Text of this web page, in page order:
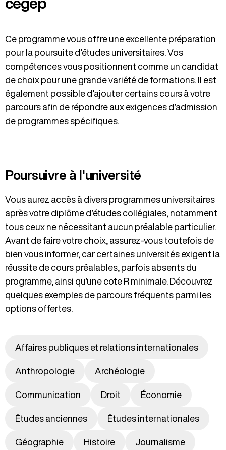
cégep
Ce programme vous offre une excellente préparation
pour la poursuite d’études universitaires. Vos
compétences vous positionnent comme un candidat
de choix pour une grande variété de formations. Il est
également possible d’ajouter certains cours à votre
parcours afin de répondre aux exigences d’admission
de programmes spécifiques.
Poursuivre à l'université
Vous aurez accès à divers programmes universitaires
après votre diplôme d’études collégiales, notamment
tous ceux ne nécessitant aucun préalable particulier.
Avant de faire votre choix, assurez-vous toutefois de
bien vous informer, car certaines universités exigent la
réussite de cours préalables, parfois absents du
programme, ainsi qu’une cote R minimale. Découvrez
quelques exemples de parcours fréquents parmi les
options offertes.
Affaires publiques et relations internationales
Anthropologie Archéologie
Communication Droit Économie
Études anciennes Études internationales
Géographie Histoire Journalisme